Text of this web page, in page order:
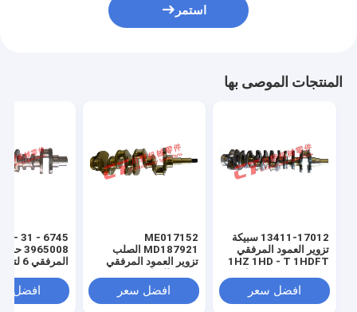
استمر
المنتجات الموصى بها
13411-17012 سبيكة
تزوير العمود المرفقي
1HZ 1HD - T 1HDFT
لسيارات تويوتا
افضل سعر
ME017152
MD187921 الصلب
تزوير العمود المرفقي
افضل سعر
PC300-8افضل